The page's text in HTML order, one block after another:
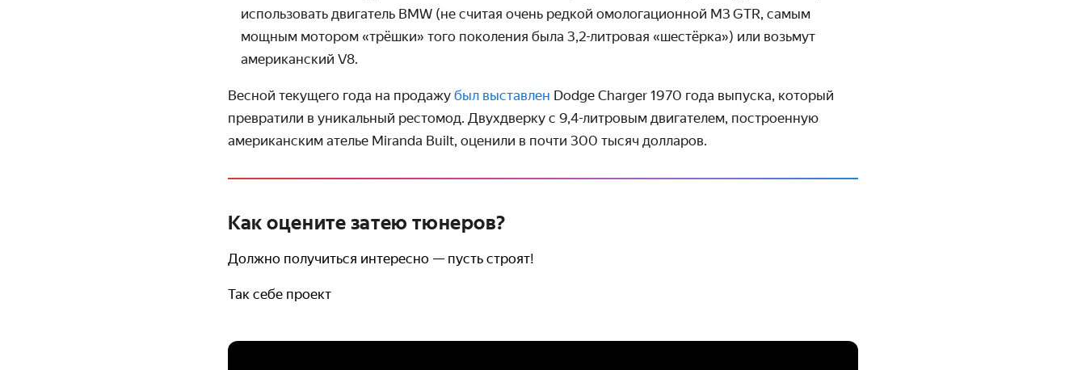
использовать двигатель BMW (не считая очень редкой омологационной M3 GTR, самым
мощным мотором «трёшки» того поколения была 3,2-литровая «шестёрка») или возьмут
американский V8.
Весной текущего года на продажу был выставлен Dodge Charger 1970 года выпуска, который
превратили в уникальный рестомод. Двухдверку с 9,4-литровым двигателем, построенную
американским ателье Miranda Built, оценили в почти 300 тысяч долларов.
Как оцените затею тюнеров?
Должно получиться интересно — пусть строят!
Так себе проект